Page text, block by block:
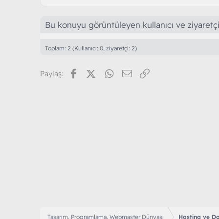
Bu konuyu görüntüleyen kullanıcı ve
Toplam: 2 (Kullanıcı: 0, ziyaretçi: 2)
Paylaş: FacebookX (Twitter)WhatsApp
E-posta
Tasarım, Programlama, Webmaster Dünyası Hosting ve